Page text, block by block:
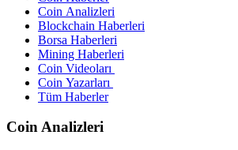
Coin Analizleri
Blockchain Haberleri
Borsa Haberleri
Mining Haberleri
Coin Videoları
Coin Yazarları
Tüm Haberler
Coin Analizleri